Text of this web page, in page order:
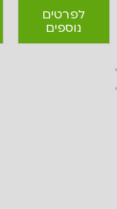
לפרטים
נוספים